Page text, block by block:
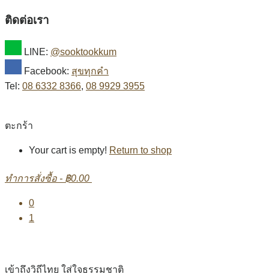
ติดต่อเรา
LINE: @sooktookkum
Facebook: สุขทุกคำ
Tel: 08 6332 8366, 08 9929 3955
ตะกร้า
Your cart is empty! Return to shop
ทำการสั่งซื้อ - ฿0.00
0
1
เข้าถึงวิถีไทย ใส่ใจธรรมชาติ